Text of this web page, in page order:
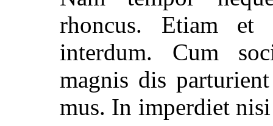
rhoncus. Etiam et
interdum. Cum
magnis dis
mus. In imperdiet